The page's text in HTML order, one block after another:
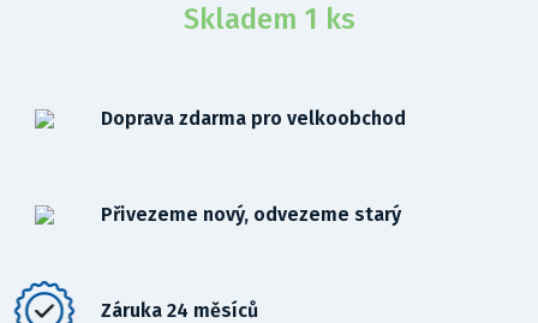
Skladem 1 ks
Doprava zdarma pro velkoobchod
Přivezeme nový, odvezeme starý
Záruka 24 měsíců